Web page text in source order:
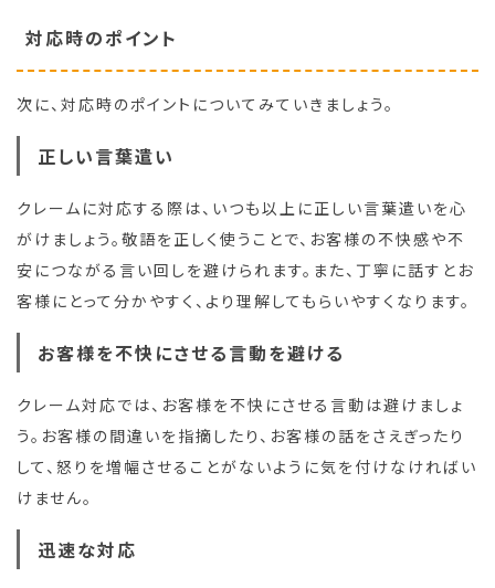
対応時のポイント
次に、対応時のポイントについてみていきましょう。
正しい言葉遣い
クレームに対応する際は、いつも以上に正しい言葉遣いを心
がけましょう。敬語を正しく使うことで、お客様の不快感や不
安につながる言い回しを避けられます。また、丁寧に話すとお
客様にとって分かやすく、より理解してもらいやすくなります。
お客様を不快にさせる言動を避ける
クレーム対応では、お客様を不快にさせる言動は避けましょ
う。お客様の間違いを指摘したり、お客様の話をさえぎったり
して、怒りを増幅させることがないように気を付けなければい
けません。
迅速な対応